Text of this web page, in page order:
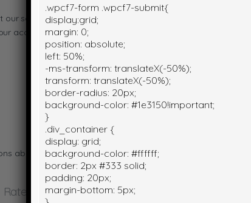
our sole discretion, to modify or replace these Terms and
acceptance of the new Terms and Conditions.
about this Agreement, please contact us filling this
Rate this page
.wpcf7-form .wpcf7-submit{
display:grid;
margin: 0;
position: absolute;
left: 50%;
-ms-transform: translateX(-50%);
transform: translateX(-50%);
border-radius: 20px;
background-color: #1e3150!important;
}
.div_container {
display: grid;
background-color: #ffffff;
border: 2px #333 solid;
padding: 20px;
margin-bottom: 5px;